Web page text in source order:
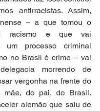
antirracistas. Assim,
– a que tomou o
racismo e que vai
um processo criminal
no Brasil é crime – vai
morrendo de
vergonha na frente do
mãe, do pai, do Brasil.
alemão que saiu de